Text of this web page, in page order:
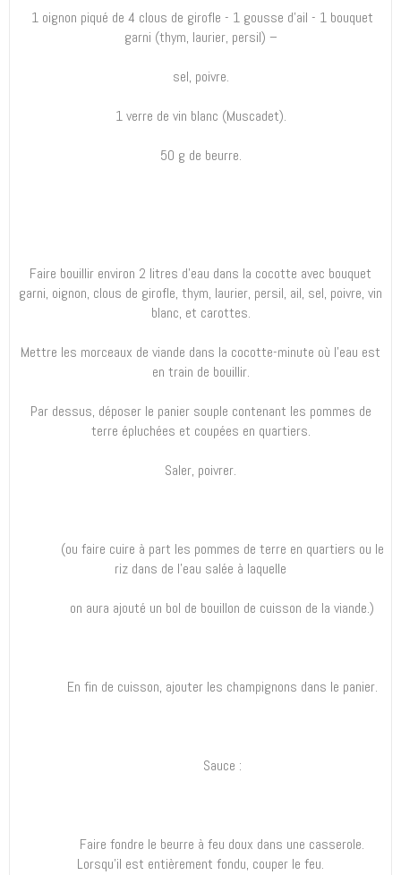
1 oignon piqué de 4 clous de girofle - 1 gousse d’ail - 1 bouquet
garni (thym, laurier, persil) –
sel, poivre.
1 verre de vin blanc (Muscadet).
50 g de beurre.
Faire bouillir environ 2 litres d’eau dans la cocotte avec bouquet
garni, oignon, clous de girofle, thym, laurier, persil, ail, sel, poivre, vin
blanc, et carottes.
Mettre les morceaux de viande dans la cocotte-minute où l’eau est
en train de bouillir.
Par dessus, déposer le panier souple contenant les pommes de
terre épluchées et coupées en quartiers.
Saler, poivrer.
(ou faire cuire à part les pommes de terre en quartiers ou le
riz dans de l’eau salée à laquelle
on aura ajouté un bol de bouillon de cuisson de la viande.)
En fin de cuisson, ajouter les champignons dans le panier.
Sauce :
Faire fondre le beurre à feu doux dans une casserole.
Lorsqu’il est entièrement fondu, couper le feu.